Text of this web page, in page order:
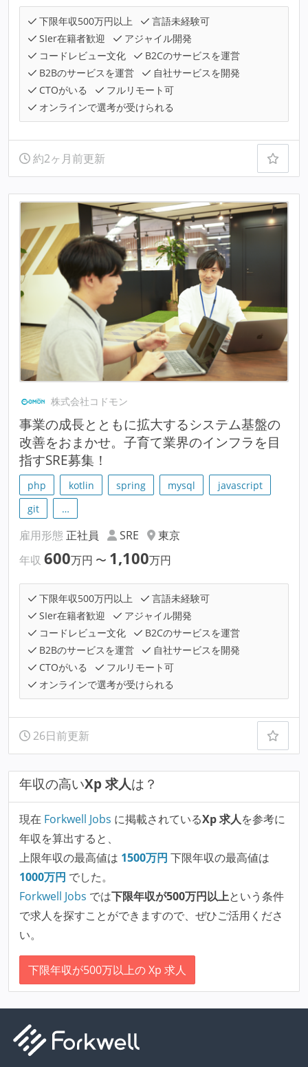
下限年収500万円以上
言語未経験可
SIer在籍者歓迎
アジャイル開発
コードレビュー文化
B2Cのサービスを運営
B2Bのサービスを運営
自社サービスを開発
CTOがいる
フルリモート可
オンラインで選考が受けられる
約2ヶ月前更新
株式会社コドモン
事業の成長とともに拡大するシステム基盤の
改善をおまかせ。子育て業界のインフラを目
指すSRE募集！
php kotlin spring mysql
javascript
git
…
雇用形態 正社員 SRE
東京
年収 600万円 〜 1,100万円
下限年収500万円以上
言語未経験可
SIer在籍者歓迎
アジャイル開発
コードレビュー文化
B2Cのサービスを運営
B2Bのサービスを運営
自社サービスを開発
CTOがいる
フルリモート可
オンラインで選考が受けられる
26日前更新
年収の高いXp 求人は？
現在 Forkwell Jobs に掲載されているXp 求人を参考に
年収を算出すると、
上限年収の最高値は 1500万円 下限年収の最高値は
1000万円 でした。
Forkwell Jobs では下限年収が500万円以上という条件
で求人を探すことができますので、ぜひご活用くださ
い。
下限年収が500万以上の Xp 求人